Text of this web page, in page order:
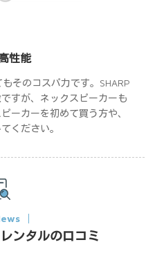
性能
そのコスパ力です。SHARP
すが、ネックスピーカーも
ーカーを初めて買う方や、
ください。
ンタルの口コミ